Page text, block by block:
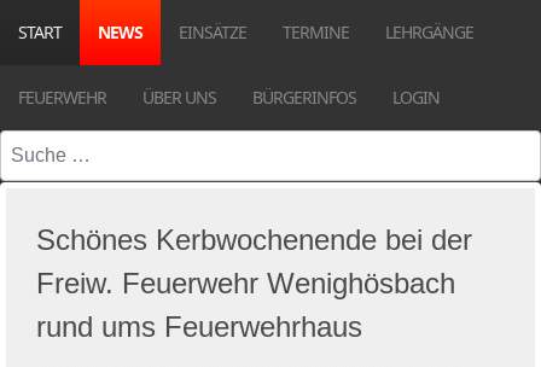
START NEWS EINSÄTZE TERMINE LEHRGÄNGE
FEUERWEHR ÜBER UNS BÜRGERINFOS LOGIN
Suchen
Schönes Kerbwochenende bei der
Freiw. Feuerwehr Wenighösbach
rund ums Feuerwehrhaus